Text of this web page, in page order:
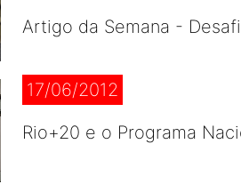
Artigo da Semana -
17/06/2012
Rio+20 e o Programa